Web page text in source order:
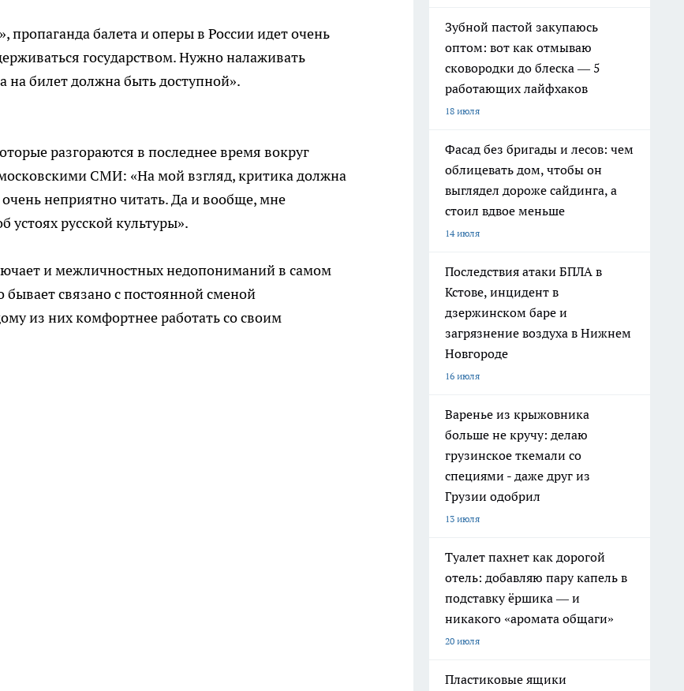
балета и оперы в России идет очень
государством. Нужно налаживать
на билет должна быть доступной».
разгораются в последнее время вокруг
СМИ: «На мой взгляд, критика должна
неприятно читать. Да и вообще, мне
устоях русской культуры».
и межличностных недопониманий в самом
бывает связано с постоянной сменой
из них комфортнее работать со своим
Зубной пастой закупаюсь
оптом: вот как отмываю
сковородки до блеска — 5
работающих лайфхаков
18 июля
Фасад без бригады и лесов: чем
облицевать дом, чтобы он
выглядел дороже сайдинга, а
стоил вдвое меньше
14 июля
Последствия атаки БПЛА в
Кстове, инцидент в
дзержинском баре и
загрязнение воздуха в Нижнем
Новгороде
16 июля
Варенье из крыжовника
больше не кручу: делаю
грузинское ткемали со
специями - даже друг из
Грузии одобрил
13 июля
Туалет пахнет как дорогой
отель: добавляю пару капель в
подставку ёршика — и
никакого «аромата общаги»
20 июля
Пластиковые ящики